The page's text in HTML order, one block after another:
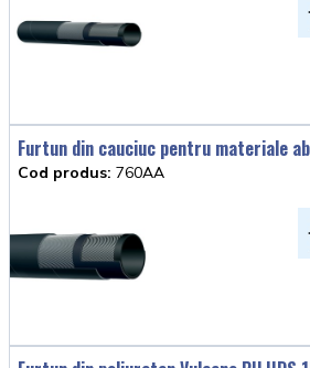
Furtun din cauciuc pentru materiale
Cod produs: 760AA